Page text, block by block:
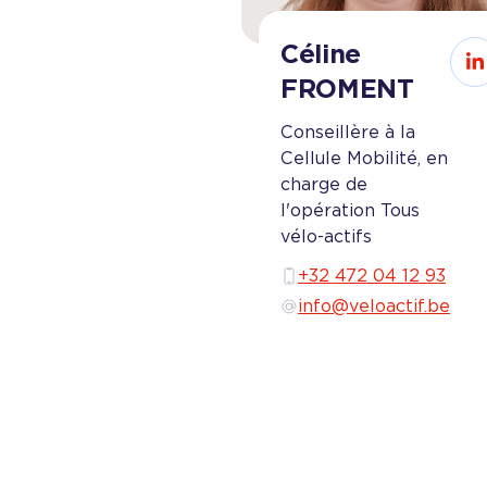
Céline
FROMENT
Conseillère à la
Cellule Mobilité, en
charge de
l'opération Tous
vélo-actifs
+32 472 04 12 93
info@veloactif.be